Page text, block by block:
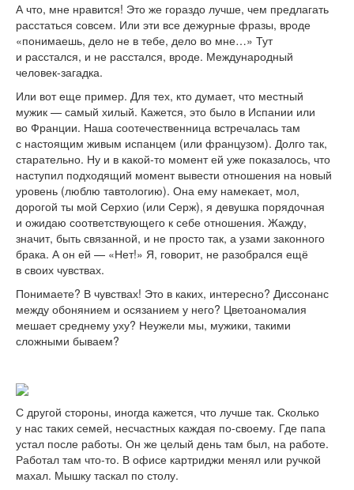
А что, мне нравится! Это же гораздо лучше, чем предлагать
расстаться совсем. Или эти все дежурные фразы, вроде
«понимаешь, дело не в тебе, дело во мне…» Тут
и расстался, и не расстался, вроде. Международный
человек-загадка.
Или вот еще пример. Для тех, кто думает, что местный
мужик — самый хилый. Кажется, это было в Испании или
во Франции. Наша соотечественница встречалась там
с настоящим живым испанцем (или французом). Долго так,
старательно. Ну и в какой-то момент ей уже показалось, что
наступил подходящий момент вывести отношения на новый
уровень (люблю тавтологию). Она ему намекает, мол,
дорогой ты мой Серхио (или Серж), я девушка порядочная
и ожидаю соответствующего к себе отношения. Жажду,
значит, быть связанной, и не просто так, а узами законного
брака. А он ей — «Нет!» Я, говорит, не разобрался ещё
в своих чувствах.
Понимаете? В чувствах! Это в каких, интересно? Диссонанс
между обонянием и осязанием у него? Цветоаномалия
мешает среднему уху? Неужели мы, мужики, такими
сложными бываем?
С другой стороны, иногда кажется, что лучше так. Сколько
у нас таких семей, несчастных каждая по-своему. Где папа
устал после работы. Он же целый день там был, на работе.
Работал там что-то. В офисе картриджи менял или ручкой
махал. Мышку таскал по столу.